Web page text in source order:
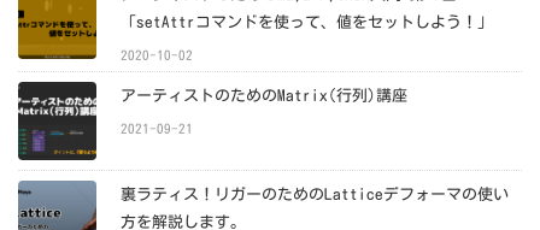
「setAttrコマンドを使って、値をセットしよう！」
2020-10-02
アーティストのためのMatrix(行列)講座
2021-09-21
裏ラティス！リガーのためのLatticeデフォーマの使い
方を解説します。